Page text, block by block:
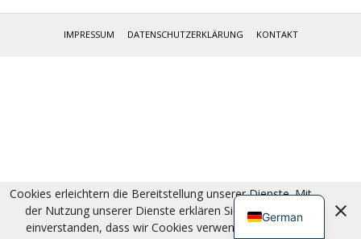
IMPRESSUM DATENSCHUTZERKLÄRUNG KONTAKT
German
English
Cookies erleichtern die Bereitstellung unserer Dienste. Mit
der Nutzung unserer Dienste erklären Sie sich damit
einverstanden, dass wir Cookies verwenden.
OK